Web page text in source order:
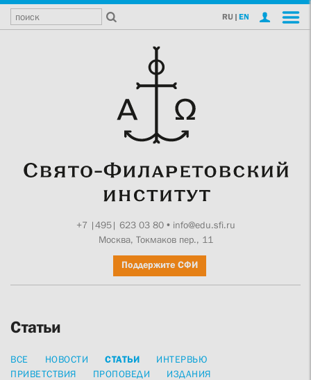
RU | EN
+7 |495| 623 03 80• info@edu.sfi.ru
Москва, Токмаков пер., 11
Поддержите СФИ
Статьи
ВСЕ НОВОСТИ СТАТЬИ
ИНТЕРВЬЮ
ПРИВЕТСТВИЯ
ПРОПОВЕДИ ИЗДАНИЯ